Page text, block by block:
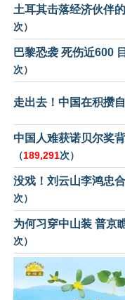
土耳其击落经济伙伴
次）
巴黎恐袭 死伤近600
次）
走出去！中国在积攒
中国人难获诺贝尔奖
（189,291次）
没戏！刘云山李鸿忠
次）
为何习穿中山装 普京
次）